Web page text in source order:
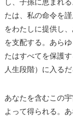
し、子孫に恵まれ
たは、私の命令を
をわたしに提供し
を支配する。あら
たはすべてを保護
人生段階）に入るだ
あなたを含むこの
よって得られる。